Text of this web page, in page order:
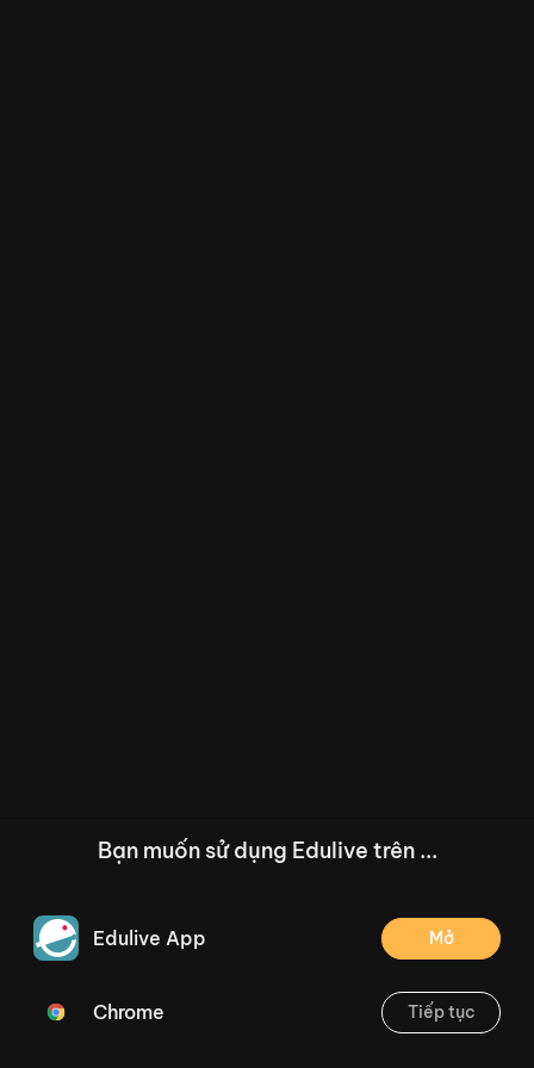
/--
Thoát
Bạn muốn sử dụng Edulive trên ...
Edulive App Mở
Chrome Tiếp tục